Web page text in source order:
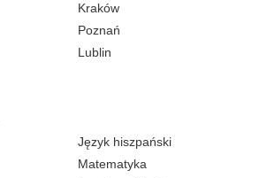
Kraków
Poznań
Lublin
Język hiszpański
Matematyka